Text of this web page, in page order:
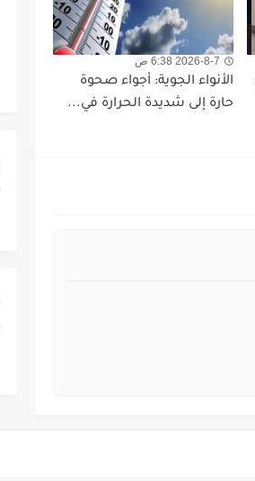
2026-8-7 6:38 ص
الأنواء الجوية: أجواء صحوة
حارة إلى شديدة الحرارة في...